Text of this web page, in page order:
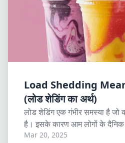
Load Shedding
(लोड शेडिंग का अर्थ)
लोड शेडिंग एक गंभीर समस्या है जो
है। इसके कारण आम लोगों के दैनिक
Mar 20, 2025